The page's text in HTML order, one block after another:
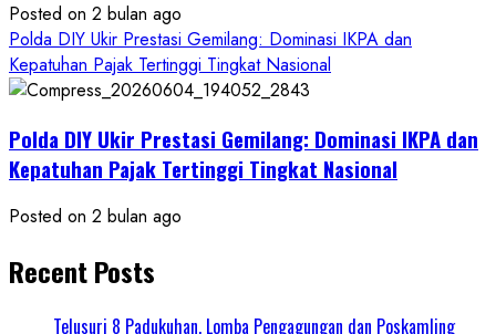
Posted on 2 bulan ago
Polda DIY Ukir Prestasi Gemilang: Dominasi IKPA dan
Kepatuhan Pajak Tertinggi Tingkat Nasional
Polda DIY Ukir Prestasi Gemilang: Dominasi IKPA dan
Kepatuhan Pajak Tertinggi Tingkat Nasional
Posted on 2 bulan ago
Recent Posts
Telusuri 8 Padukuhan, Lomba Pengagungan dan Poskamling